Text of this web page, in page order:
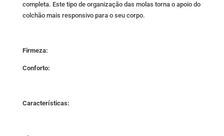
completa. Este tipo de organização das molas torna o apoio do
colchão mais responsivo para o seu corpo.
Firmeza:
Conforto:
Características: